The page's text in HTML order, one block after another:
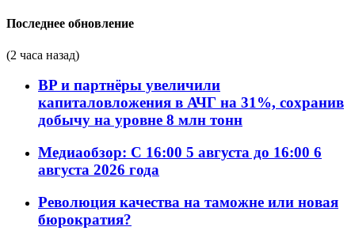
Последнее обновление
(2 часа назад)
BP и партнёры увеличили
капиталовложения в АЧГ на 31%, сохранив
добычу на уровне 8 млн тонн
Медиаобзор: С 16:00 5 августа до 16:00 6
августа 2026 года
Революция качества на таможне или новая
бюрократия?